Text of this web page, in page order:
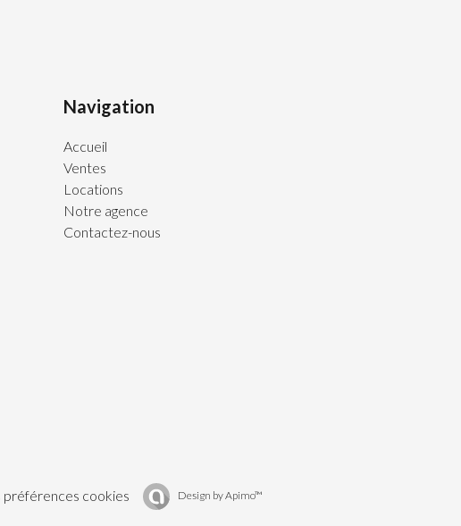
Navigation
Accueil
Ventes
Locations
Notre agence
Contactez-nous
préférences cookies Design byApimo™